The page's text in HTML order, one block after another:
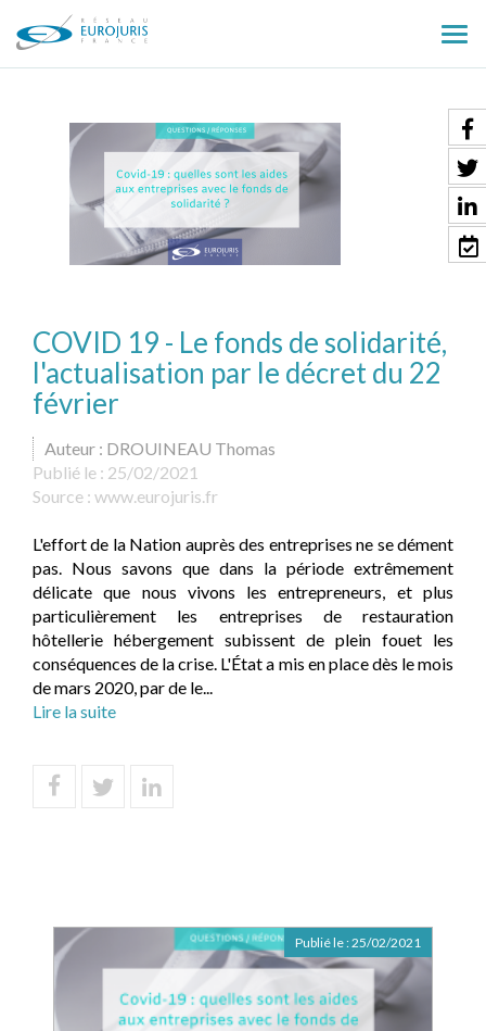
le
COVID 19 - Le fonds de solidarité,
l'actualisation par le décret du 22
février
Auteur : DROUINEAU Thomas
Publié le : 25/02/2021
Source : www.eurojuris.fr
L'effort de la Nation auprès des entreprises ne se dément
pas. Nous savons que dans la période extrêmement
délicate que nous vivons les entrepreneurs, et plus
particulièrement les entreprises de restauration
hôtellerie hébergement subissent de plein fouet les
conséquences de la crise. L'État a mis en place dès le mois
de mars 2020, par de le...
Lire la suite
Publié le :25/02/2021